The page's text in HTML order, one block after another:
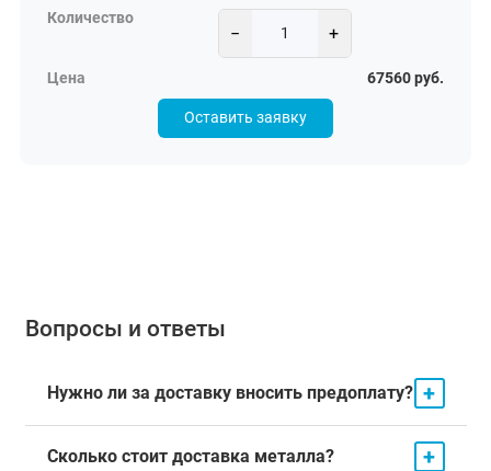
− +
67560 руб.
Оставить заявку
Вопросы и ответы
Нужно ли за доставку вносить предоплату? +
Сколько стоит доставка металла? +